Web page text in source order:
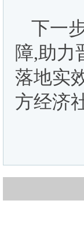
下一
障,助力
落地实
方经济